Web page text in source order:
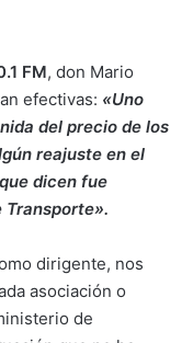
FM, don Mario
efectivas: «Uno
del precio de los
reajuste en el
dicen fue
Transporte».
dirigente, nos
asociación o
de